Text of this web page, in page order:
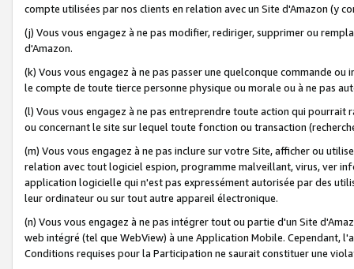
compte utilisées par nos clients en relation avec un Site d'Amazon (y
(j) Vous vous engagez à ne pas modifier, rediriger, supprimer ou
d'Amazon.
(k) Vous vous engagez à ne pas passer une quelconque commande
le compte de toute tierce personne physique ou morale ou à ne pas
(l) Vous vous engagez à ne pas entreprendre toute action qui
ou concernant le site sur lequel toute fonction ou transaction
(m) Vous vous engagez à ne pas inclure sur votre Site, afficher ou
relation avec tout logiciel espion, programme malveillant, virus, ver
application logicielle qui n'est pas expressément autorisée par des
leur ordinateur ou sur tout autre appareil électronique.
(n) Vous vous engagez à ne pas intégrer tout ou partie d'un Site
web intégré (tel que WebView) à une Application Mobile. Cependant,
Conditions requises pour la Participation ne saurait constituer une